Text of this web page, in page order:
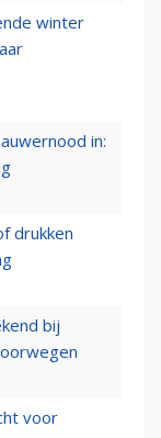
winter
in:
drukken
bij
voor